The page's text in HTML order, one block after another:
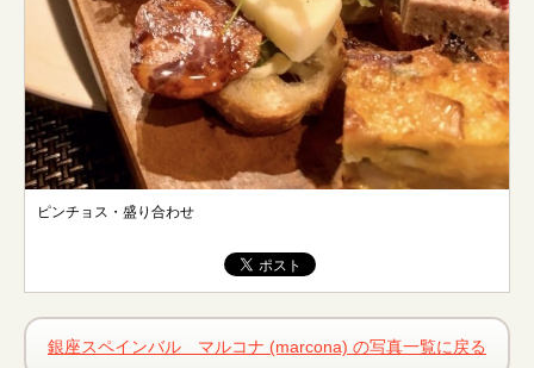
ピンチョス・盛り合わせ
銀座スペインバル マルコナ (marcona) の写真一覧に戻る